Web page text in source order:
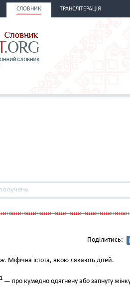
СЛОВНИК ТРАНСЛІТЕРАЦІЯ
Поділитись:
ж. Міфічна істота, якою лякають дітей.
1 — про кумедно одягнену або запнуту